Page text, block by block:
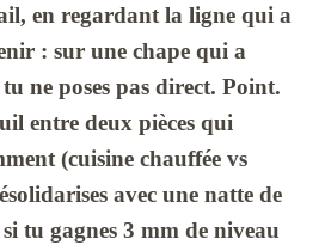
en regardant la ligne qui a
: sur une chape qui a
ne poses pas direct. Point.
entre deux pièces qui
(cuisine chauffée vs
avec une natte de
tu gagnes 3 mm de niveau